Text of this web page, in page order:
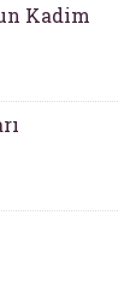
Kadim